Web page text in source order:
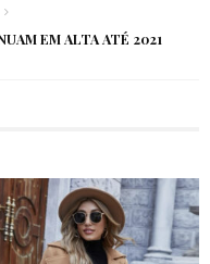
EM ALTA ATÉ 2021